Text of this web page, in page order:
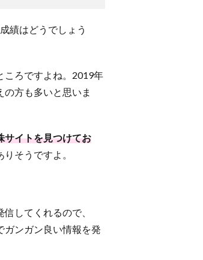
績はどうでしょう
ころですよね。2019年
方も多いと思いま
サイトを見つけてお
そうですよ。
してくれるので、
ガンガン良い情報を発